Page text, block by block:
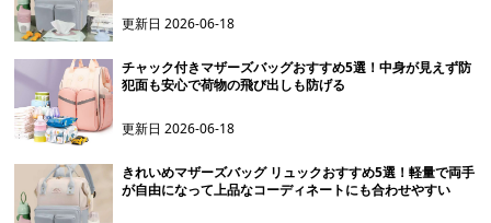
更新日2026-06-18
チャック付きマザーズバッグおすすめ5選！中身が見えず防
犯面も安心で荷物の飛び出しも防げる
更新日2026-06-18
きれいめマザーズバッグ リュックおすすめ5選！軽量で両手
が自由になって上品なコーディネートにも合わせやすい